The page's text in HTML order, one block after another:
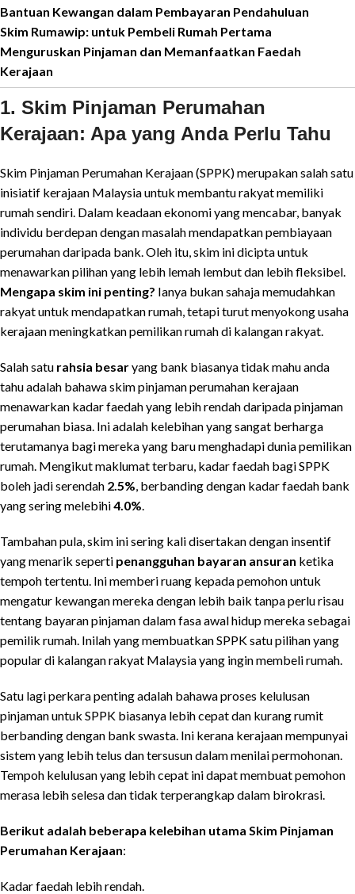
Bantuan Kewangan dalam Pembayaran Pendahuluan
Skim Rumawip: untuk Pembeli Rumah Pertama
Menguruskan Pinjaman dan Memanfaatkan Faedah
Kerajaan
1. Skim Pinjaman Perumahan
Kerajaan: Apa yang Anda Perlu Tahu
Skim Pinjaman Perumahan Kerajaan (SPPK) merupakan salah satu
inisiatif kerajaan Malaysia untuk membantu rakyat memiliki
rumah sendiri. Dalam keadaan ekonomi yang mencabar, banyak
individu berdepan dengan masalah mendapatkan pembiayaan
perumahan daripada bank. Oleh itu, skim ini dicipta untuk
menawarkan pilihan yang lebih lemah lembut dan lebih fleksibel.
Mengapa skim ini penting? Ianya bukan sahaja memudahkan
rakyat untuk mendapatkan rumah, tetapi turut menyokong usaha
kerajaan meningkatkan pemilikan rumah di kalangan rakyat.
Salah satu rahsia besaryang bank biasanya tidak mahu anda
tahu adalah bahawa skim pinjaman perumahan kerajaan
menawarkan kadar faedah yang lebih rendah daripada pinjaman
perumahan biasa. Ini adalah kelebihan yang sangat berharga
terutamanya bagi mereka yang baru menghadapi dunia pemilikan
rumah. Mengikut maklumat terbaru, kadar faedah bagi SPPK
boleh jadi serendah 2.5% , berbanding dengan kadar faedah bank
yang sering melebihi4.0%
Tambahan pula, skim ini sering kali disertakan dengan insentif
yang menarik seperti penangguhan bayaran ansuran ketika
tempoh tertentu. Ini memberi ruang kepada pemohon untuk
mengatur kewangan mereka dengan lebih baik tanpa perlu risau
tentang bayaran pinjaman dalam fasa awal hidup mereka sebagai
pemilik rumah. Inilah yang membuatkan SPPK satu pilihan yang
popular di kalangan rakyat Malaysia yang ingin membeli rumah.
Satu lagi perkara penting adalah bahawa proses kelulusan
pinjaman untuk SPPK biasanya lebih cepat dan kurang rumit
berbanding dengan bank swasta. Ini kerana kerajaan mempunyai
sistem yang lebih telus dan tersusun dalam menilai permohonan.
Tempoh kelulusan yang lebih cepat ini dapat membuat pemohon
merasa lebih selesa dan tidak terperangkap dalam birokrasi.
Berikut adalah beberapa kelebihan utama Skim Pinjaman
Perumahan Kerajaan:
Kadar faedah lebih rendah.